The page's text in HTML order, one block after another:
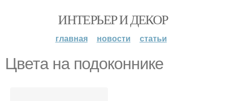
ИНТЕРЬЕР И ДЕКОР
главная новости статьи
Цвета на подоконнике